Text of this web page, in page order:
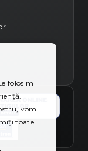
folosim
vom
toate